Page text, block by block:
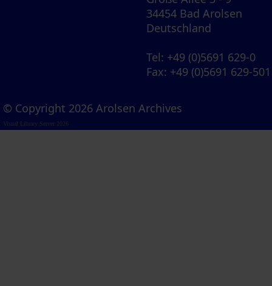
34454 Bad Arolsen
Deutschland
Tel: +49 (0)5691 629-0
Fax: +49 (0)5691 629-501
© Copyright 2026 Arolsen Archives
Visual Library Server 2026